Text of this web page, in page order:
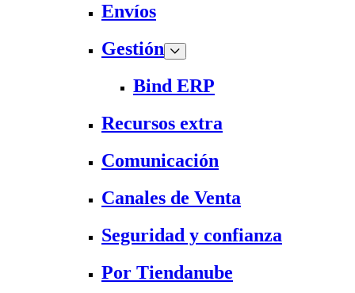
Envíos
Gestión
Bind ERP
Recursos extra
Comunicación
Canales de Venta
Seguridad y confianza
Por Tiendanube